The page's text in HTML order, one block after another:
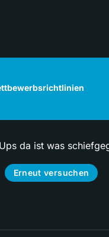
da ist was
Erneut versuchen